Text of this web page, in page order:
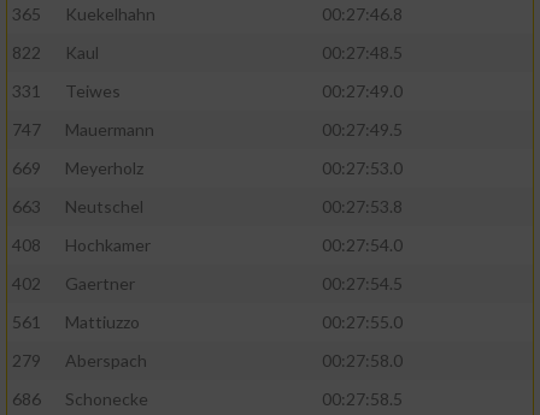
365
Kuekelhahn
00:27:46.8
822
Kaul
00:27:48.5
331
Teiwes
00:27:49.0
747
Mauermann
00:27:49.5
669
Meyerholz
00:27:53.0
663
Neutschel
00:27:53.8
408
Hochkamer
00:27:54.0
402
Gaertner
00:27:54.5
561
Mattiuzzo
00:27:55.0
279
Aberspach
00:27:58.0
686
Schonecke
00:27:58.5